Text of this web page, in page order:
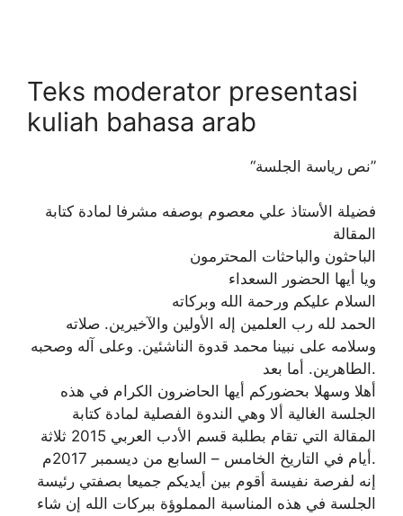
Teks moderator presentasi
kuliah bahasa arab
“نص رياسة الجلسة”
فضيلة الأستاذ علي معصوم بوصفه مشرفا لمادة كتابة
المقالة
الباحثون والباحثات المحترمون
ويا أيها الحضور السعداء
السلام عليكم ورحمة الله وبركاته
الحمد لله رب العلمين إله الأولين والآخيرين. صلاته
وسلامه على نبينا محمد قدوة الناشئين. وعلى آله وصحبه
الطاهرين. أما بعد.
أهلا وسهلا بحضوركم أيها الحاضرون الكرام في هذه
الجلسة الغالية ألا وهي الندوة الفصلية لمادة كتابة
المقالة التي تقام بطلبة قسم الأدب العربي 2015 ثلاثة
أيام في التاريخ الخامس – السابع من ديسمبر 2017م.
إنه لفرصة نفيسة أقوم بين أيديكم جميعا بصفتي رئيسة
الجلسة في هذه المناسبة المملوؤة ببركات الله إن شاء